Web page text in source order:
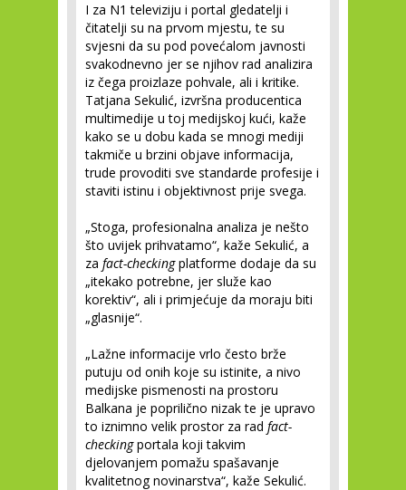
I za N1 televiziju i portal gledatelji i
čitatelji su na prvom mjestu, te su
svjesni da su pod povećalom javnosti
svakodnevno jer se njihov rad analizira
iz čega proizlaze pohvale, ali i kritike.
Tatjana Sekulić, izvršna producentica
multimedije u toj medijskoj kući, kaže
kako se u dobu kada se mnogi mediji
takmiče u brzini objave informacija,
trude provoditi sve standarde profesije i
staviti istinu i objektivnost prije svega.
„Stoga, profesionalna analiza je nešto
što uvijek prihvatamo“, kaže Sekulić, a
za fact-checkingplatforme dodaje da su
„itekako potrebne, jer služe kao
korektiv“, ali i primjećuje da moraju biti
„glasnije“.
„Lažne informacije vrlo često brže
putuju od onih koje su istinite, a nivo
medijske pismenosti na prostoru
Balkana je poprilično nizak te je upravo
to iznimno velik prostor za rad fact-
checkingportala koji takvim
djelovanjem pomažu spašavanje
kvalitetnog novinarstva“, kaže Sekulić.